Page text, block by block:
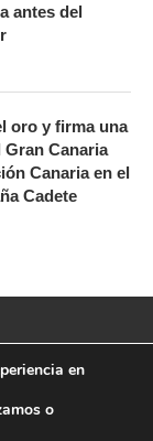
antes del
oro y firma una
Canaria
Canaria en el
Cadete
by
en
o